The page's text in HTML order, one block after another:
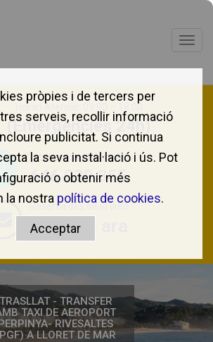
Horari Atenció: 09:00 – 18:00
(Emergències 24h)
T'atenem per WhatsApp
646 039 355
Reserva des de la web
Reserva ara
- TRANSFER
TAXI DE AEROPORT
RIVESALTES
A LLORET DE MAR
pròpies i de tercers per
serveis, recollir informació
publicitat. Si continua
la seva instal·lació i ús. Pot
o obtenir més
la nostra política de cookies.